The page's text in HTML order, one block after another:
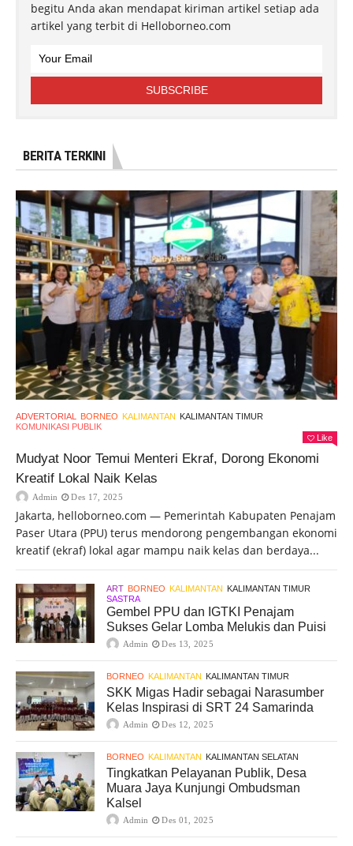
begitu Anda akan mendapat kiriman artikel setiap ada
artikel yang terbit di Helloborneo.com
BERITA TERKINI
ADVERTORIAL BORNEO KALIMANTAN KALIMANTAN TIMUR
KOMUNIKASI PUBLIK
Like
Mudyat Noor Temui Menteri Ekraf, Dorong Ekonomi
Kreatif Lokal Naik Kelas
Admin Des 17, 2025
Jakarta, helloborneo.com — Pemerintah Kabupaten Penajam
Paser Utara (PPU) terus mendorong pengembangan ekonomi
kreatif (ekraf) lokal agar mampu naik kelas dan berdaya...
ART BORNEO KALIMANTAN KALIMANTAN TIMUR
SASTRA
Gembel PPU dan IGTKI Penajam
Sukses Gelar Lomba Melukis dan Puisi
Admin Des 13, 2025
BORNEO KALIMANTAN KALIMANTAN TIMUR
SKK Migas Hadir sebagai Narasumber
Kelas Inspirasi di SRT 24 Samarinda
Admin Des 12, 2025
BORNEO KALIMANTAN KALIMANTAN SELATAN
Tingkatkan Pelayanan Publik, Desa
Muara Jaya Kunjungi Ombudsman
Kalsel
Admin Des 01, 2025